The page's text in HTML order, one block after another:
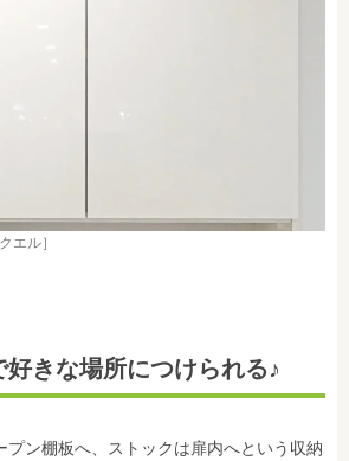
エル］
きな場所につけられる♪
プン棚板へ、ストックは扉内へという収納